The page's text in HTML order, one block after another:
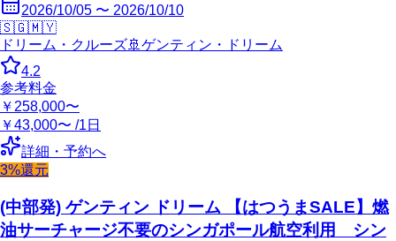
2026/10/05 〜 2026/10/10
🇸🇬🇲🇾
ドリーム・クルーズ🚢 ゲンティン・ドリーム
4.2
参考料金
￥258,000〜
￥43,000〜 /1日
詳細・予約へ
3%還元
(中部発) ゲンティン ドリーム 【はつうまSALE】燃
油サーチャージ不要のシンガポール航空利用 シン